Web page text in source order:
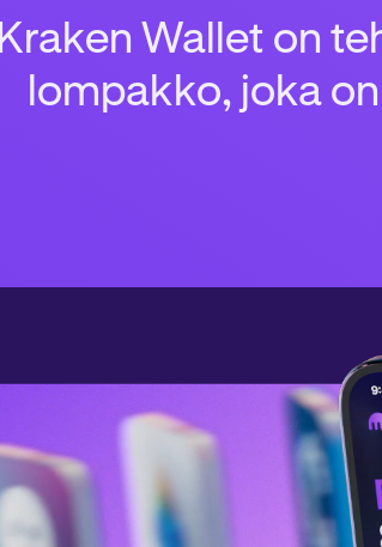
Kraken Wallet on
lompakko, joka